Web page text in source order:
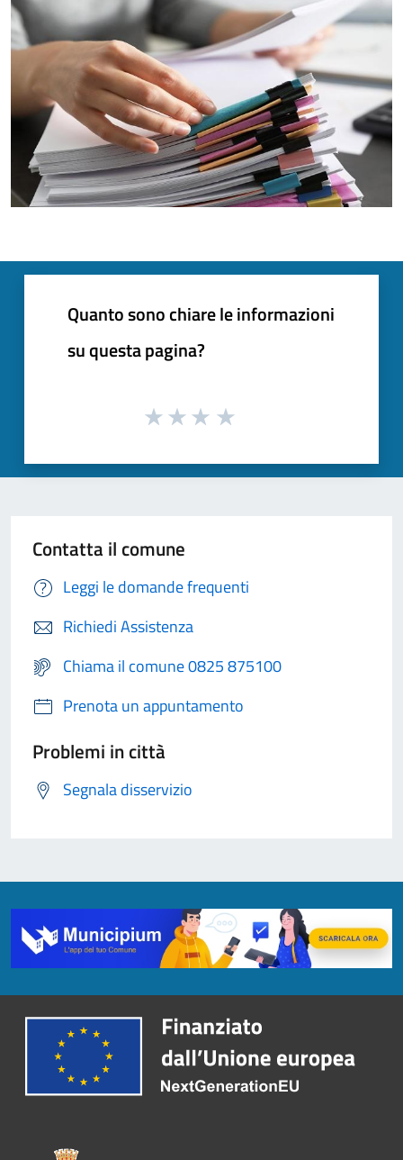
Quanto sono chiare le informazioni
su questa pagina?
Contatta il comune
Leggi le domande frequenti
Richiedi Assistenza
Chiama il comune 0825 875100
Prenota un appuntamento
Problemi in città
Segnala disservizio